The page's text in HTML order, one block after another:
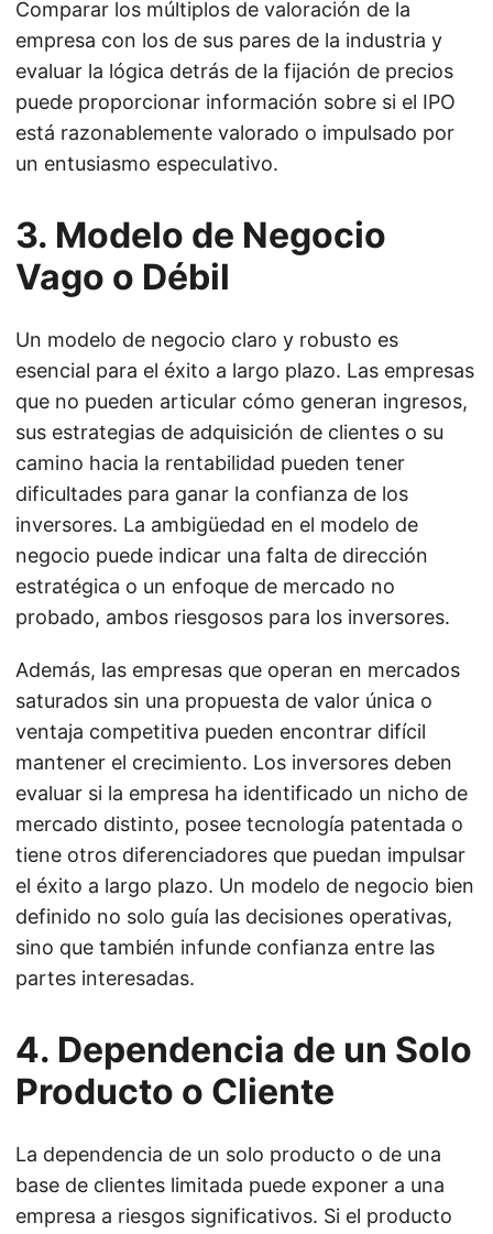
Comparar los múltiplos de valoración de la
empresa con los de sus pares de la industria y
evaluar la lógica detrás de la fijación de precios
puede proporcionar información sobre si el IPO
está razonablemente valorado o impulsado por
un entusiasmo especulativo.
3. Modelo de Negocio
Vago o Débil
Un modelo de negocio claro y robusto es
esencial para el éxito a largo plazo. Las empresas
que no pueden articular cómo generan ingresos,
sus estrategias de adquisición de clientes o su
camino hacia la rentabilidad pueden tener
dificultades para ganar la confianza de los
inversores. La ambigüedad en el modelo de
negocio puede indicar una falta de dirección
estratégica o un enfoque de mercado no
probado, ambos riesgosos para los inversores.
Además, las empresas que operan en mercados
saturados sin una propuesta de valor única o
ventaja competitiva pueden encontrar difícil
mantener el crecimiento. Los inversores deben
evaluar si la empresa ha identificado un nicho de
mercado distinto, posee tecnología patentada o
tiene otros diferenciadores que puedan impulsar
el éxito a largo plazo. Un modelo de negocio bien
definido no solo guía las decisiones operativas,
sino que también infunde confianza entre las
partes interesadas.
4. Dependencia de un Solo
Producto o Cliente
La dependencia de un solo producto o de una
base de clientes limitada puede exponer a una
empresa a riesgos significativos. Si el producto